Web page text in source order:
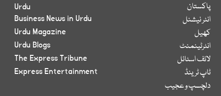
پاکستان
انٹر نیشنل
کھیل
انٹرٹینمنٹ
لائف اسٹائل
ٹاپ ٹرینڈ
دلچسپ و عجیب
Urdu
Business News in Urdu
Urdu Magazine
Urdu Blogs
The Express Tribune
Express Entertainment